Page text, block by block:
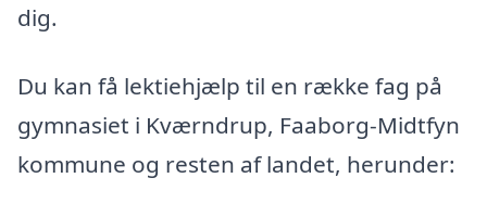
dig.
Du kan få lektiehjælp til en række fag på
gymnasiet i Kværndrup, Faaborg-Midtfyn
kommune og resten af landet, herunder: